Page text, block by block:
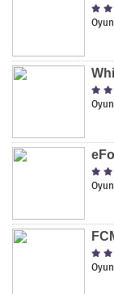
Oyun
Oyun
Oyun
Oyun